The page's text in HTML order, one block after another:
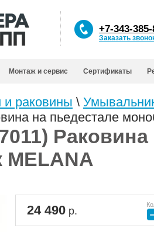
+7-343-
Заказать
Монтаж и сервис Сертификаты
и раковины \
на пьедестале
24 490 р.